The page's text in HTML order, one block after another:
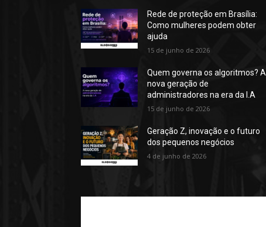
Rede de proteção em Brasília:
Como mulheres podem obter
ajuda
15 de junho de 2026
Quem governa os algoritmos? A
nova geração de
administradores na era da I.A
15 de junho de 2026
Geração Z, inovação e o futuro
dos pequenos negócios
4 de junho de 2026